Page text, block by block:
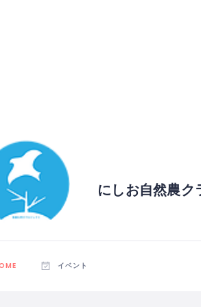
にしお自然農ク
イベント